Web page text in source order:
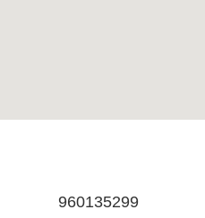
960135299